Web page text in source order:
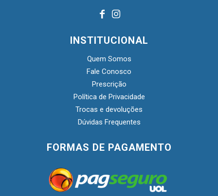
INSTITUCIONAL
Quem Somos
Fale Conosco
Prescrição
Política de Privacidade
Trocas e devoluções
Dúvidas Frequentes
FORMAS DE PAGAMENTO